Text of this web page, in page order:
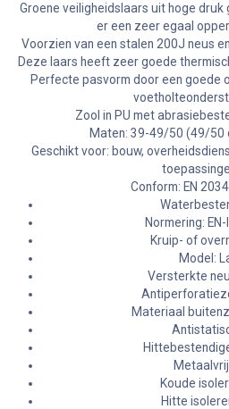
Groene veiligheidslaars uit hoge
er een zeer egaal
Voorzien van een stalen 200J neus
Deze laars heeft zeer goede
Perfecte pasvorm door een goede
Zool in PU met
Maten: 39-49/50 (49/50
Geschikt voor: bouw,
Conform: EN
Normering:
Kruip- of
Model:
Versterkte
Materiaal
Koude
Hitte